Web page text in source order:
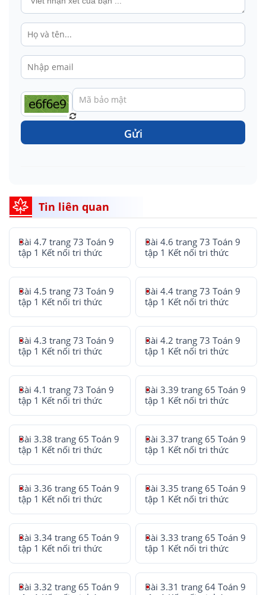
Gửi
Tin liên quan
Bài 4.7 trang 73 Toán 9
tập 1 Kết nối tri thức
Bài 4.6 trang 73 Toán 9
tập 1 Kết nối tri thức
Bài 4.5 trang 73 Toán 9
tập 1 Kết nối tri thức
Bài 4.4 trang 73 Toán 9
tập 1 Kết nối tri thức
Bài 4.3 trang 73 Toán 9
tập 1 Kết nối tri thức
Bài 4.2 trang 73 Toán 9
tập 1 Kết nối tri thức
Bài 4.1 trang 73 Toán 9
tập 1 Kết nối tri thức
Bài 3.39 trang 65 Toán 9
tập 1 Kết nối tri thức
Bài 3.38 trang 65 Toán 9
tập 1 Kết nối tri thức
Bài 3.37 trang 65 Toán 9
tập 1 Kết nối tri thức
Bài 3.36 trang 65 Toán 9
tập 1 Kết nối tri thức
Bài 3.35 trang 65 Toán 9
tập 1 Kết nối tri thức
Bài 3.34 trang 65 Toán 9
tập 1 Kết nối tri thức
Bài 3.33 trang 65 Toán 9
tập 1 Kết nối tri thức
Bài 3.32 trang 65 Toán 9
Bài 3.31 trang 64 Toán 9